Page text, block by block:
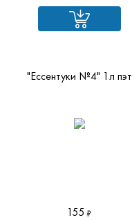
"Ессентуки №4" 1л пэт
155